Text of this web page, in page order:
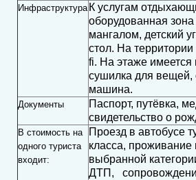
Инфраструктура К услугам
оборудованная
мангалом, детский
стол. На
fi. На этаже имеется
сушилка для вещей,
машина.
Документы
Паспорт, путёвка,
свидетельство о
В стоимость на
одного туриста
входит:
Проезд в автобусе
класса, проживание
выбранной
ДТП,